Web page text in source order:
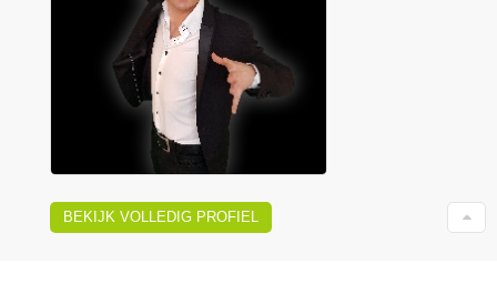
BEKIJK VOLLEDIG PROFIEL